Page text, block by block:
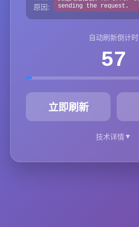
原因:
sending the request.
自动刷新倒计时
57
立即刷新
技术详情▼